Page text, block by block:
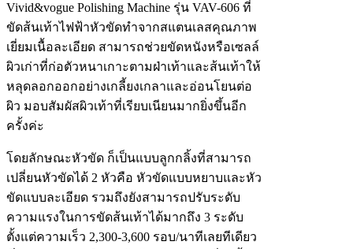
Vivid&vogue Polishing Machine รุ่น VAV-606 ที่
ขัดส้นเท้าไฟฟ้าหัวขัดทำจากสแตนเลสคุณภาพ
เยี่ยมเนื้อละเอียด สามารถช่วยขัดหนังหรือเซลล์
ผิวเก่าที่ก่อตัวหนาเกาะตามฝ่าเท้าและส้นเท้าให้
หลุดลอกออกอย่างเกลี้ยงเกลาและอ่อนโยนต่อ
ผิว มอบสัมผัสผิวเท้าที่เรียบเนียนมากยิ่งขึ้นอีก
ครั้งค่ะ
โดยลักษณะหัวขัด ก็เป็นแบบลูกกลิ้งที่สามารถ
เปลี่ยนหัวขัดได้ 2 หัวคือ หัวขัดแบบหยาบและหัว
ขัดแบบละเอียด รวมถึงยังสามารถปรับระดับ
ความแรงในการขัดส้นเท้าได้มากถึง 3 ระดับ
ตั้งแต่ความเร็ว 2,300-3,600 รอบ/นาทีเลยทีเดียว